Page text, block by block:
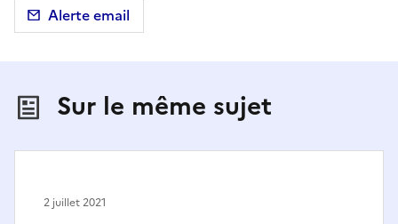
Alerte email
Sur le même sujet
2 juillet 2021